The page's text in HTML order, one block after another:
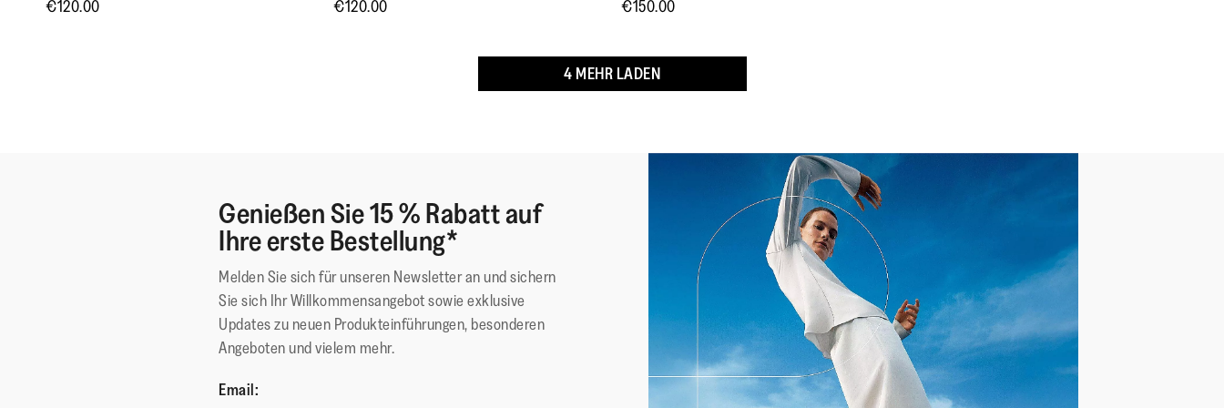
Griffigkeit geeignet für schwere Trails/Off-Trail/dicken
Schlamm (Tiefstollen-Profil)
Wildleder ist Scotchgard™ geschützt
Obermaterial
Leder, Velour, Gummi
Polyester/spandex (upper),
antibacterial mesh footbed
Verschluss :
Schnürsenkel
Sohlen-Material:
Rutschfester Gummi
Sohlentechnologie: Microwobbleboard
€120.00 €120.00 €150.00
4 MEHR LADEN
Genießen Sie 15 % Rabatt auf
Ihre erste Bestellung*
Melden Sie sich für unseren Newsletter an und sichern
Sie sich Ihr Willkommensangebot sowie exklusive
Updates zu neuen Produkteinführungen, besonderen
Angeboten und vielem mehr.
Email: